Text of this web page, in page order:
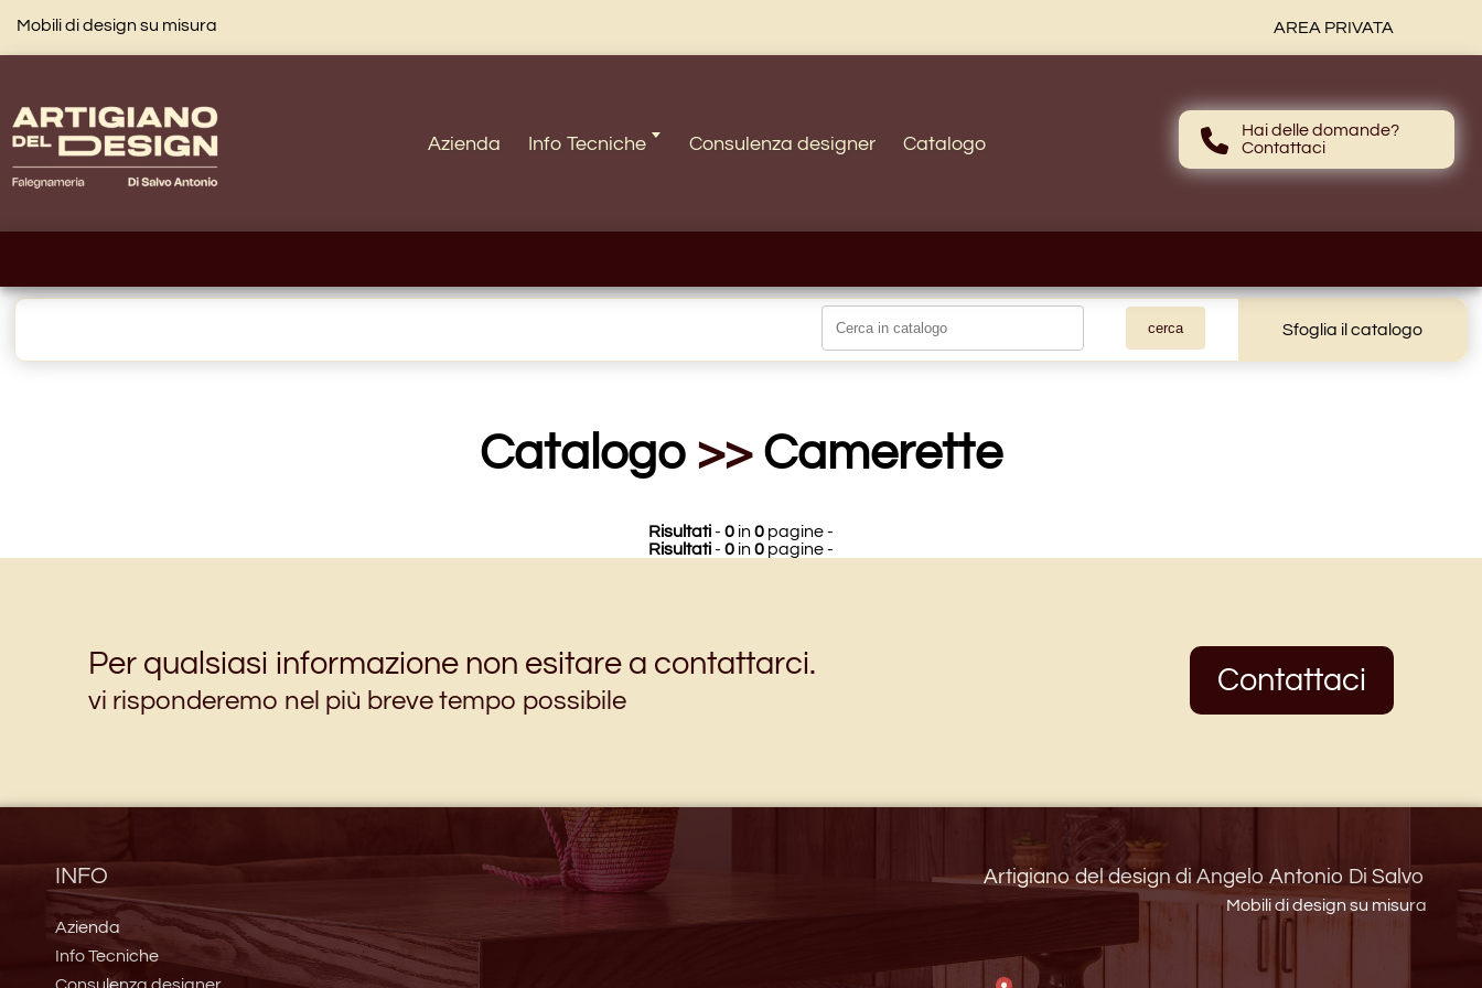
Mobili di design su misura AREA PRIVATA
Azienda Info Tecniche 🢓 Consulenza designer Catalogo Contattaci
Sfoglia il catalogo
Hai delle domande?
Contattaci
Catalogo >> Camerette
Risultati- 0 in0 pagine -
Risultati- 0 in0 pagine -
Per qualsiasi informazione non esitare a contattarci.
vi risponderemo nel più breve tempo possibile
Contattaci
INFO
Azienda
Info Tecniche
Artigiano del design di Angelo Antonio Di Salvo
Mobili di design su misura